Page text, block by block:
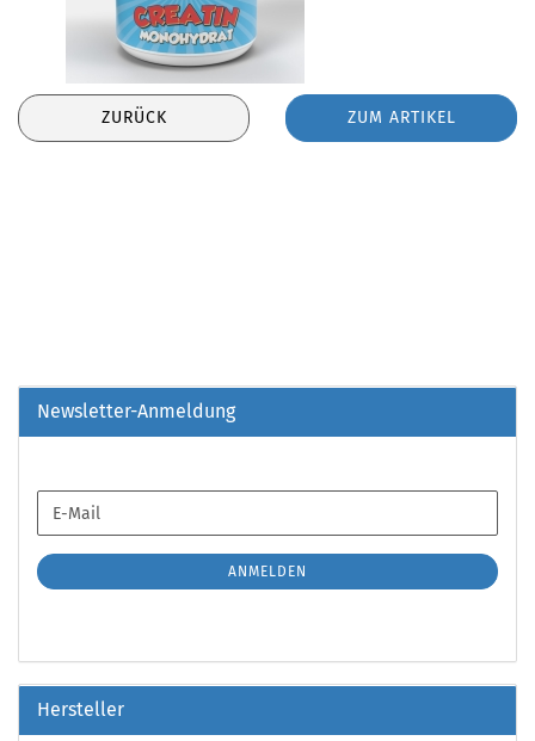
ZURÜCK ZUM ARTIKEL
Newsletter-Anmeldung
ZUR
ANMELDUNG
E-
Mail
ANMELDEN
Hersteller